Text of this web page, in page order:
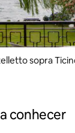
sopra
conhecer